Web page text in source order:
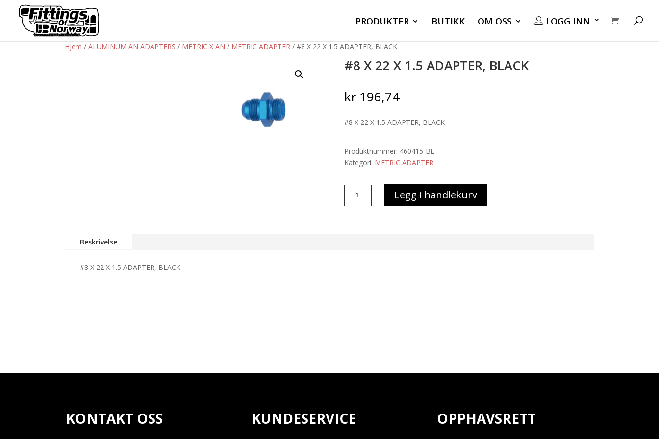
PRODUKTER BUTIKK OM OSS LOGG INN
Hjem / ALUMINUM AN ADAPTERS / METRIC X AN / METRIC ADAPTER / #8 X 22 X 1.5 ADAPTER, BLACK
#8 X 22 X 1.5 ADAPTER, BLACK
kr196,74
#8 X 22 X 1.5 ADAPTER, BLACK
Produktnummer: 460415-BL
Kategori: METRIC ADAPTER
1.5
Legg i handlekurv
Beskrivelse
#8 X 22 X 1.5 ADAPTER, BLACK
KONTAKT OSS KUNDESERVICE OPPHAVSRETT